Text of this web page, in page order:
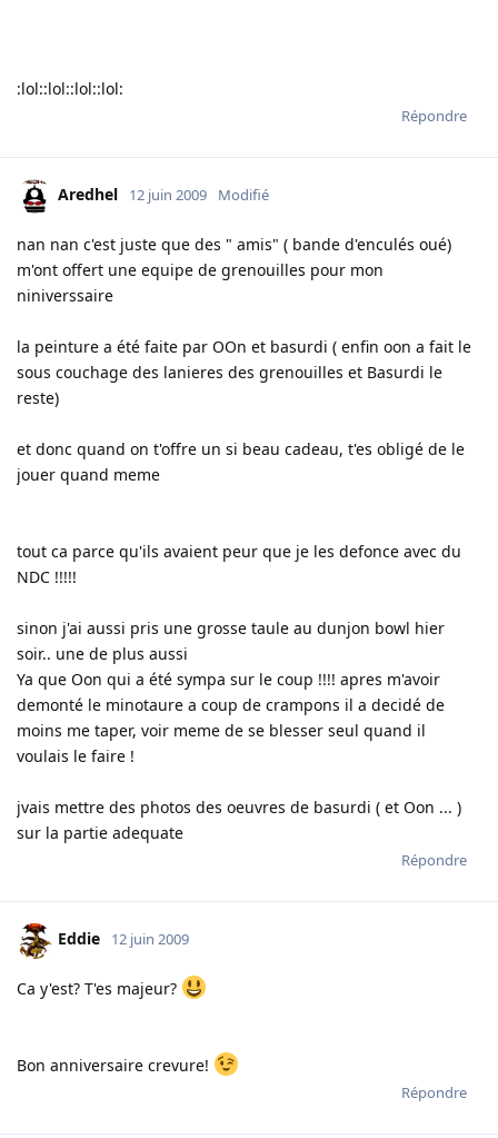
:lol::lol::lol::lol:
Répondre
Aredhel 12 juin 2009 Modifié
nan nan c'est juste que des " amis" ( bande d'enculés oué)
m'ont offert une equipe de grenouilles pour mon
niniverssaire
la peinture a été faite par OOn et basurdi ( enfin oon a fait le
sous couchage des lanieres des grenouilles et Basurdi le
reste)
et donc quand on t'offre un si beau cadeau, t'es obligé de le
jouer quand meme
tout ca parce qu'ils avaient peur que je les defonce avec du
NDC !!!!!
sinon j'ai aussi pris une grosse taule au dunjon bowl hier
soir.. une de plus aussi
Ya que Oon qui a été sympa sur le coup !!!! apres m'avoir
demonté le minotaure a coup de crampons il a decidé de
moins me taper, voir meme de se blesser seul quand il
voulais le faire !
jvais mettre des photos des oeuvres de basurdi ( et Oon ... )
sur la partie adequate
Répondre
Eddie 12 juin 2009
Ca y'est? T'es majeur?
Bon anniversaire crevure!
Répondre